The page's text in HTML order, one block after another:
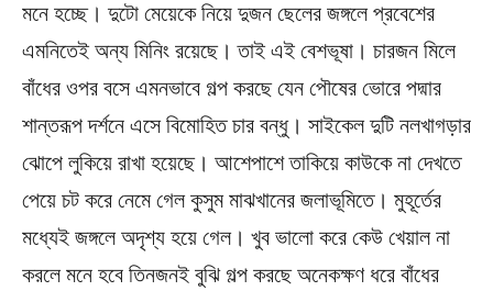
মনে হচ্ছে। দুটো মেয়েকে নিয়ে দুজন ছেলের জঙ্গলে প্রবেশের
এমনিতেই অন্য মিনিং রয়েছে। তাই এই বেশভূষা। চারজন মিলে
বাঁধের ওপর বসে এমনভাবে গল্প করছে যেন পৌষের ভোরে পদ্মার
শান্তরূপ দর্শনে এসে বিমোহিত চার বন্ধু। সাইকেল দুটি নলখাগড়ার
ঝোপে লুকিয়ে রাখা হয়েছে। আশেপাশে তাকিয়ে কাউকে না দেখতে
পেয়ে চট করে নেমে গেল কুসুম মাঝখানের জলাভূমিতে। মুহূর্তের
মধ্যেই জঙ্গলে অদৃশ্য হয়ে গেল। খুব ভালো করে কেউ খেয়াল না
করলে মনে হবে তিনজনই বুঝি গল্প করছে অনেকক্ষণ ধরে বাঁধের